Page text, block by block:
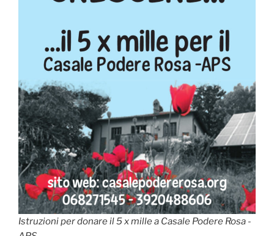
Istruzioni per donare il 5 x mille a Casale Podere Rosa -